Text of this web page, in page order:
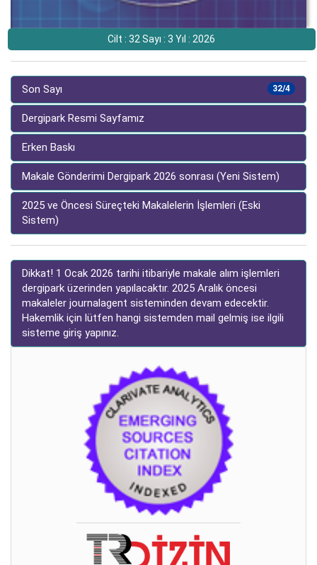
Cilt : 32 Sayı : 3 Yıl : 2026
32/4
Son Sayı
Dergipark Resmi Sayfamız
Erken Baskı
Makale Gönderimi Dergipark 2026 sonrası (Yeni Sistem)
2025 ve Öncesi Süreçteki Makalelerin İşlemleri (Eski
Sistem)
Dikkat! 1 Ocak 2026 tarihi itibariyle makale alım işlemleri
dergipark üzerinden yapılacaktır. 2025 Aralık öncesi
makaleler journalagent sisteminden devam edecektir.
Hakemlik için lütfen hangi sistemden mail gelmiş ise ilgili
sisteme giriş yapınız.